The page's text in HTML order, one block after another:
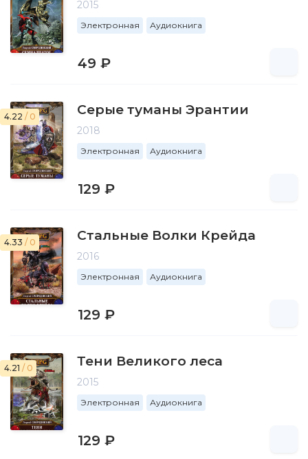
2015
Электронная Аудиокнига
49 ₽
4.22 / 0 Серые туманы Эрантии
2018
Электронная Аудиокнига
129 ₽
4.33 / 0 Стальные Волки Крейда
2016
Электронная Аудиокнига
129 ₽
4.21 / 0 Тени Великого леса
2015
Электронная Аудиокнига
129 ₽